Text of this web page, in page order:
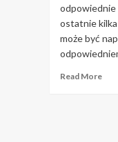
odpowiednie
ostatnie
może być
Read MoreRead